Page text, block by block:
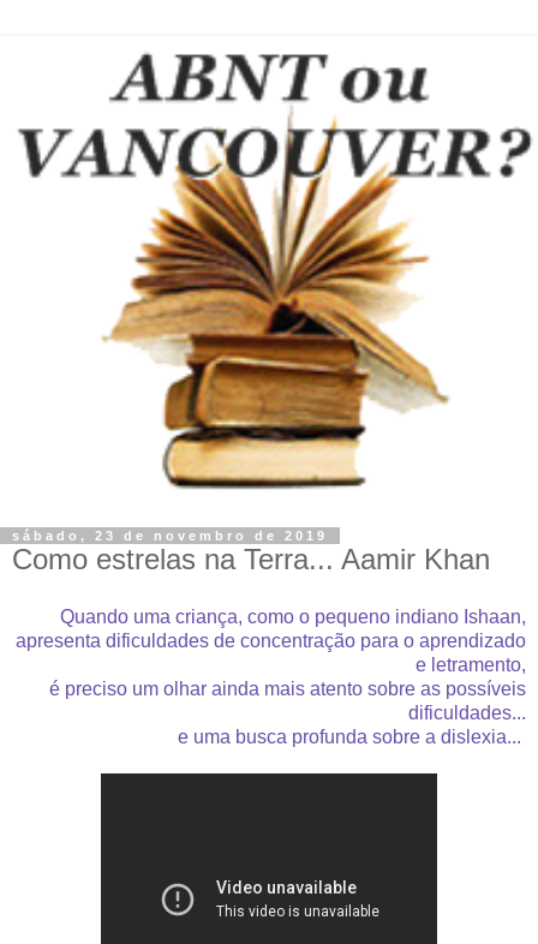
sábado, 23 de novembro de 2019
Como estrelas na Terra... Aamir Khan
Quando uma criança, como o pequeno indiano Ishaan,
apresenta dificuldades de concentração para o aprendizado
e letramento,
é preciso um olhar ainda mais atento sobre as possíveis
dificuldades...
e uma busca profunda sobre a dislexia...